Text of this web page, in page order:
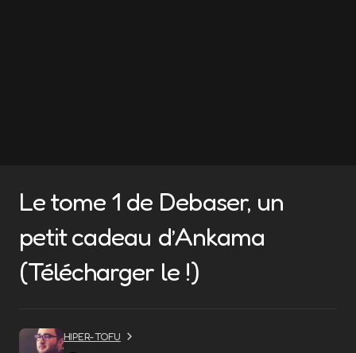
Le tome 1 de Debaser, un
petit cadeau d’Ankama
(Télécharger le !)
HIPER-TOFU